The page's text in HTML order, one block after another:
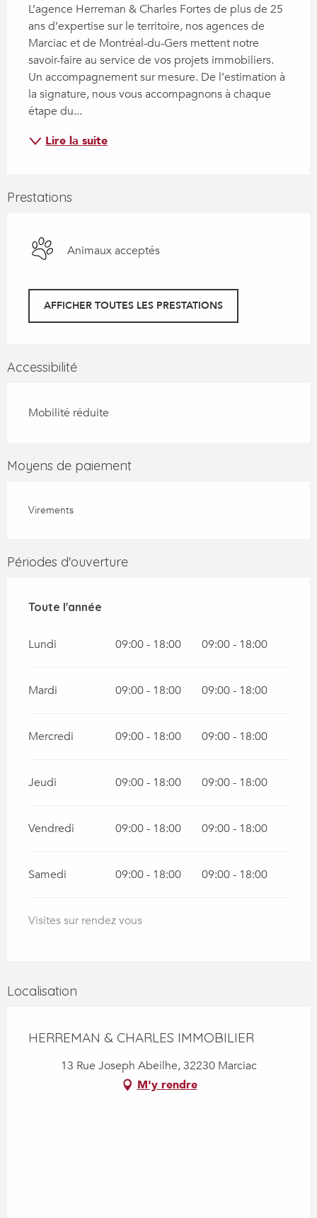
L’agence Herreman & Charles Fortes de plus de 25
ans d’expertise sur le territoire, nos agences de
Marciac et de Montréal-du-Gers mettent notre
savoir-faire au service de vos projets immobiliers.
Un accompagnement sur mesure. De l’estimation à
la signature, nous vous accompagnons à chaque
étape du...
Lire la suite
Prestations
Animaux acceptés
AFFICHER TOUTES LES PRESTATIONS
Accessibilité
Mobilité réduite
Moyens de paiement
Virements
Périodes d'ouverture
Toute l'année
Toute l'année
Lundi 09:00 - 18:00 09:00 - 18:00
Mardi 09:00 - 18:00 09:00 - 18:00
Mercredi 09:00 - 18:00 09:00 - 18:00
Jeudi 09:00 - 18:00 09:00 - 18:00
Vendredi 09:00 - 18:00 09:00 - 18:00
Samedi 09:00 - 18:00 09:00 - 18:00
Visites sur rendez vous
Localisation
HERREMAN & CHARLES IMMOBILIER
13 Rue Joseph Abeilhe, 32230 Marciac
M'y rendre